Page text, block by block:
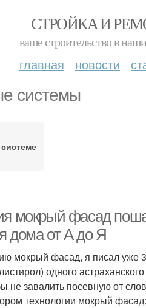
СТРОЙКА И
ваше строительство в
главная новости
системы
мокрый фасад
дома от А до Я
мокрый фасад, я писал уже
одного
не завалить посевную от
технологии мокрый фасад: